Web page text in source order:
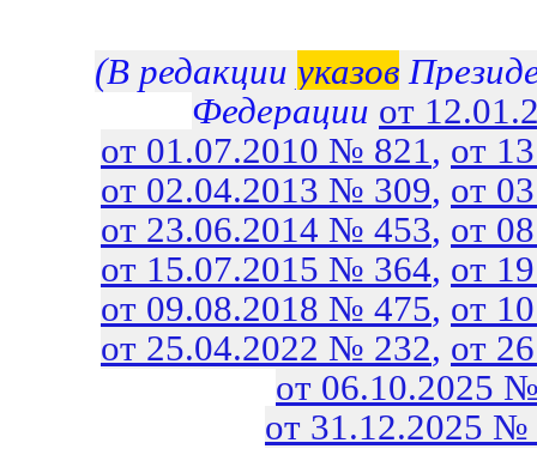
(В редакции указов
Федерации от
от 01.07.2010 № 821, от
от 02.04.2013 № 309, от
от 23.06.2014 № 453, от
от 15.07.2015 № 364, от
от 09.08.2018 № 475, от
от 25.04.2022 № 232, от
от 06.10.2025
от 31.12.2025 №